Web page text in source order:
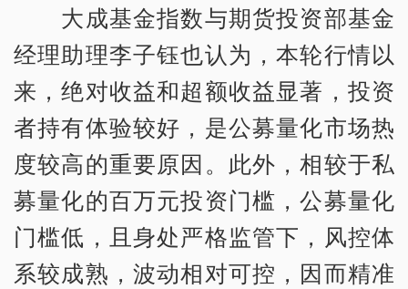
大成基金指数与期货投资部基金
经理助理李子钰也认为，本轮行情以
来，绝对收益和超额收益显著，投资
者持有体验较好，是公募量化市场热
度较高的重要原因。此外，相较于私
募量化的百万元投资门槛，公募量化
门槛低，且身处严格监管下，风控体
系较成熟，波动相对可控，因而精准